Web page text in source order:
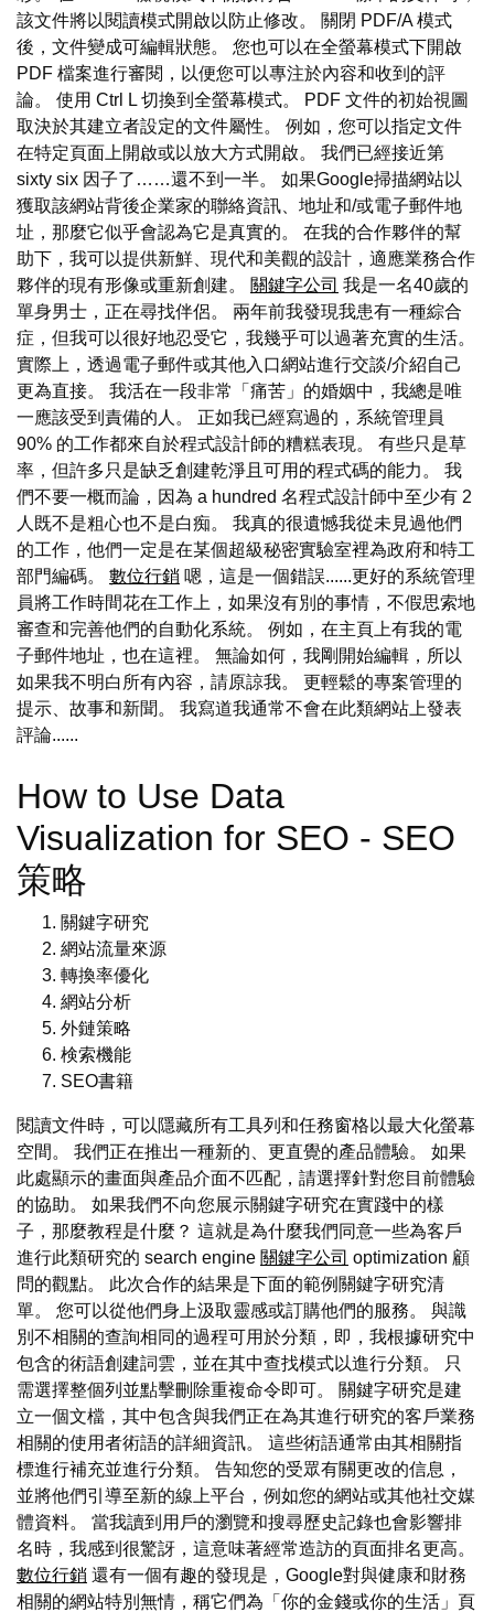
該文件將以閱讀模式開啟以防止修改。 關閉 PDF/A 模式
後，文件變成可編輯狀態。 您也可以在全螢幕模式下開啟
PDF 檔案進行審閱，以便您可以專注於內容和收到的評
論。 使用 Ctrl L 切換到全螢幕模式。 PDF 文件的初始視圖
取決於其建立者設定的文件屬性。 例如，您可以指定文件
在特定頁面上開啟或以放大方式開啟。 我們已經接近第
sixty six 因子了……還不到一半。 如果Google掃描網站以
獲取該網站背後企業家的聯絡資訊、地址和/或電子郵件地
址，那麼它似乎會認為它是真實的。 在我的合作夥伴的幫
助下，我可以提供新鮮、現代和美觀的設計，適應業務合作
夥伴的現有形像或重新創建。 關鍵字公司 我是一名40歲的
單身男士，正在尋找伴侶。 兩年前我發現我患有一種綜合
症，但我可以很好地忍受它，我幾乎可以過著充實的生活。
實際上，透過電子郵件或其他入口網站進行交談/介紹自己
更為直接。 我活在一段非常「痛苦」的婚姻中，我總是唯
一應該受到責備的人。 正如我已經寫過的，系統管理員
90% 的工作都來自於程式設計師的糟糕表現。 有些只是草
率，但許多只是缺乏創建乾淨且可用的程式碼的能力。 我
們不要一概而論，因為 a hundred 名程式設計師中至少有 2
人既不是粗心也不是白痴。 我真的很遺憾我從未見過他們
的工作，他們一定是在某個超級秘密實驗室裡為政府和特工
部門編碼。 數位行銷 嗯，這是一個錯誤......更好的系統管理
員將工作時間花在工作上，如果沒有別的事情，不假思索地
審查和完善他們的自動化系統。 例如，在主頁上有我的電
子郵件地址，也在這裡。 無論如何，我剛開始編輯，所以
如果我不明白所有內容，請原諒我。 更輕鬆的專案管理的
提示、故事和新聞。 我寫道我通常不會在此類網站上發表
評論......
How to Use Data
Visualization for SEO - SEO
策略
關鍵字研究
網站流量來源
轉換率優化
網站分析
外鏈策略
検索機能
SEO書籍
閱讀文件時，可以隱藏所有工具列和任務窗格以最大化螢幕
空間。 我們正在推出一種新的、更直覺的產品體驗。 如果
此處顯示的畫面與產品介面不匹配，請選擇針對您目前體驗
的協助。 如果我們不向您展示關鍵字研究在實踐中的樣
子，那麼教程是什麼？ 這就是為什麼我們同意一些為客戶
進行此類研究的 search engine 關鍵字公司 optimization 顧
問的觀點。 此次合作的結果是下面的範例關鍵字研究清
單。 您可以從他們身上汲取靈感或訂購他們的服務。 與識
別不相關的查詢相同的過程可用於分類，即，我根據研究中
包含的術語創建詞雲，並在其中查找模式以進行分類。 只
需選擇整個列並點擊刪除重複命令即可。 關鍵字研究是建
立一個文檔，其中包含與我們正在為其進行研究的客戶業務
相關的使用者術語的詳細資訊。 這些術語通常由其相關指
標進行補充並進行分類。 告知您的受眾有關更改的信息，
並將他們引導至新的線上平台，例如您的網站或其他社交媒
體資料。 當我讀到用戶的瀏覽和搜尋歷史記錄也會影響排
名時，我感到很驚訝，這意味著經常造訪的頁面排名更高。
數位行銷 還有一個有趣的發現是，Google對與健康和財務
相關的網站特別無情，稱它們為「你的金錢或你的生活」頁